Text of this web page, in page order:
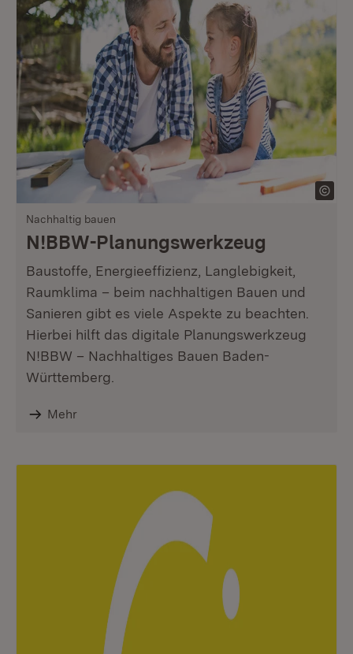
Nachhaltig bauen
N!BBW-Planungswerkzeug
Baustoffe, Energieeffizienz, Langlebigkeit,
Raumklima – beim nachhaltigen Bauen und
Sanieren gibt es viele Aspekte zu beachten.
Hierbei hilft das digitale Planungswerkzeug
N!BBW – Nachhaltiges Bauen Baden-
Württemberg.
Mehr